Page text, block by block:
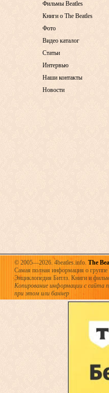
Фильмы Beatles
Книги о The Beatles
Фото
Видео каталог
Статьи
Интервью
Наши контакты
Новости
© 2005—2026. 4beatles.info. The
Самая полная информация о группе
Энциклопедия Битлз. Книги и
Копирование информации с сайта
при этом или баннер